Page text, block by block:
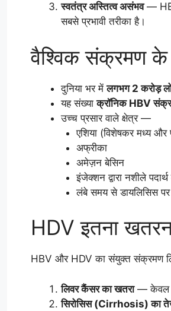
स्वतंत्र अस्तित्व असंभव—
सबसे प्रभावी तरीका है।
वैश्विक संक्रमण
दुनिया भर मेंलगभग 2 करोड़
यह संख्याक्रॉनिक HBV
उच्च प्रसार वाले क्षेत्र —
एशिया (विशेषकर मध्य और
अफ्रीका
अमेज़न बेसिन
इंजेक्शन द्वारा नशीले
लंबे समय से डायलिसिस पर
HDV इतना
HBV और HDV का संयुक्त संक्रमण
लिवर कैंसर का खतरा— केवल
सिरोसिस (Cirrhosis) का